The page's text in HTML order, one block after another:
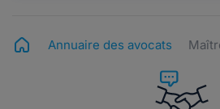
Annuaire des avocats